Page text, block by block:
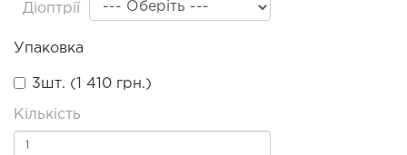
Діоптрії
Упаковка
3шт. (1 410 грн.)
Кількість